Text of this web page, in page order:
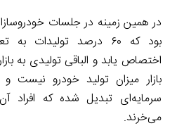
در همین زمینه در جلسات
بود که ۶۰ درصد
اختصاص یابد و الباقی تولیدی به
بازار میزان تولید خودرو نیست
سرمایه‌ای تبدیل شده که افراد
می‌خرند.